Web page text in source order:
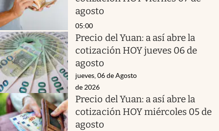
agosto
05:00
Precio del Yuan: a así abre la
cotización HOY jueves 06 de
agosto
jueves, 06 de Agosto
de 2026
Precio del Yuan: a así abre la
cotización HOY miércoles 05 de
agosto